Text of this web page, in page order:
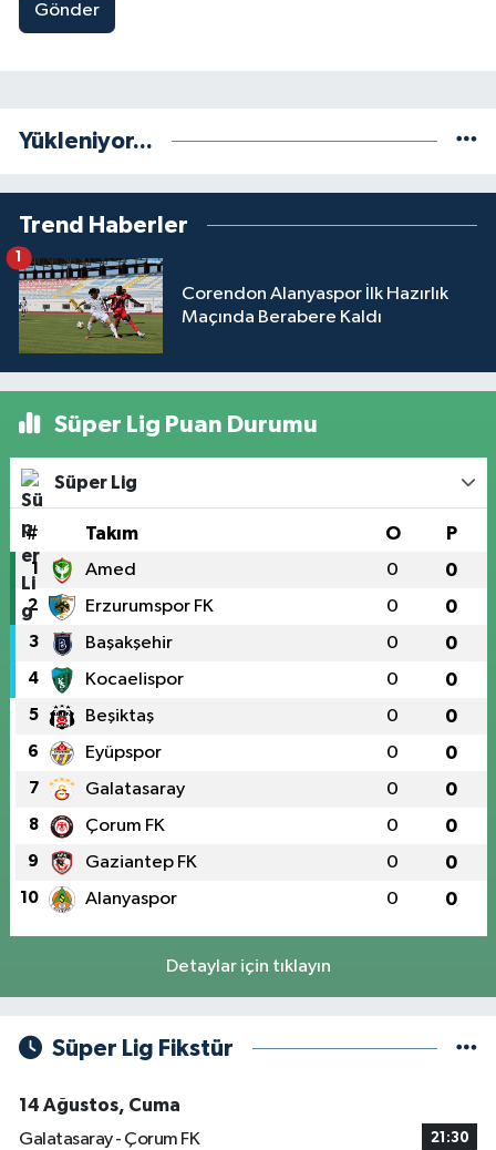
Gönder
Yükleniyor...
Trend Haberler
Corendon Alanyaspor İlk Hazırlık
Maçında Berabere Kaldı
1
Süper Lig Puan Durumu
Süper Lig
# Takım O P
1 Amed 0 0
2 Erzurumspor FK 0 0
3 Başakşehir 0 0
4 Kocaelispor 0 0
5 Beşiktaş 0 0
6 Eyüpspor 0 0
7 Galatasaray 0 0
8 Çorum FK 0 0
9 Gaziantep FK 0 0
10 Alanyaspor 0 0
Detaylar için tıklayın
Süper Lig Fikstür
14 Ağustos, Cuma
Galatasaray - Çorum FK
21:30